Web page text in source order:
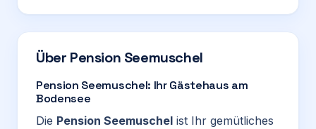
Über Pension Seemuschel
Pension Seemuschel: Ihr Gästehaus am
Bodensee
Die Pension Seemuschel ist Ihr gemütliches